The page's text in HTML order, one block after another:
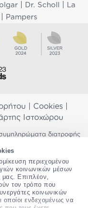
περιεχομένου
κοινωνικών μέσων
μας. Επιπλέον,
τον τρόπο που
κοινωνικών
ενδεχομένως να
| Dr. Scholl
La
Pampers
Cookies
Ιστοχώρου
διατροφής
ή θεραπεία ανθρώπινης
εάν είστε έγκυος,
αγωγή ή
χρησιμοποιήσετε
διαρκώς να
Σε περίπτωση
σχετικά με αυτές,